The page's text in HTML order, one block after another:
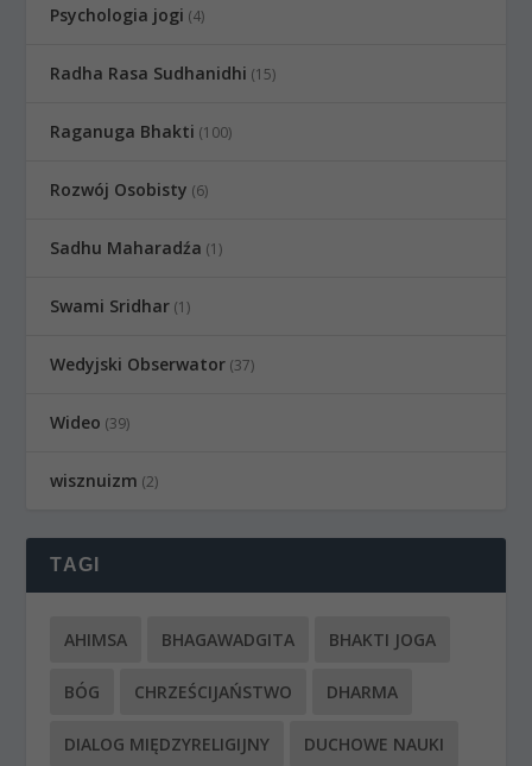
Psychologia jogi (4)
Radha Rasa Sudhanidhi (15)
Raganuga Bhakti (100)
Rozwój Osobisty (6)
Sadhu Maharadźa (1)
Swami Sridhar (1)
Wedyjski Obserwator (37)
Wideo (39)
wisznuizm (2)
TAGI
AHIMSA BHAGAWADGITA BHAKTI JOGA
BÓG CHRZEŚCIJAŃSTWO DHARMA
DIALOG MIĘDZYRELIGIJNY DUCHOWE NAUKI